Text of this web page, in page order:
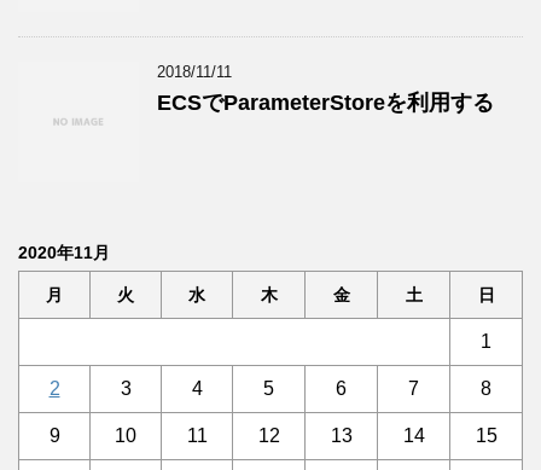
2018/11/11
ECSでParameterStoreを利用する
2020年11月
月 火 水 木 金 土 日
1
2 3 4 5 6 7 8
9 10 11 12 13 14 15